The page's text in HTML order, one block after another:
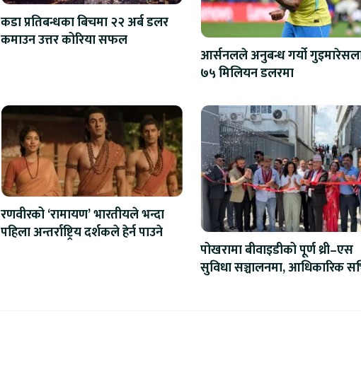
कडा प्रतिबन्धका बिचमा २२ अर्ब डलर
कमाउन उत्तर कोरिया सफल
आर्सनलले अनुबन्ध गर्यो
७५ मिलियन डलरमा
रणवीरको ‘रामायण’ भारतीयले भन्दा
पहिला अन्तर्राष्ट्रिय दर्शकले हेर्न पाउने
पोखरामा बीवाइडीको पूर्ण थ्री–एस
सुविधा सञ्चालनमा, आधिकारिक